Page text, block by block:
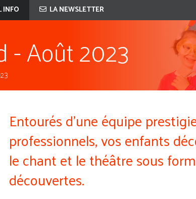
INFO LA NEWSLETTER
- Août 2023
Entourés d'une équipe
professionnels, vos enfants
le chant et le théâtre sous
découvertes.